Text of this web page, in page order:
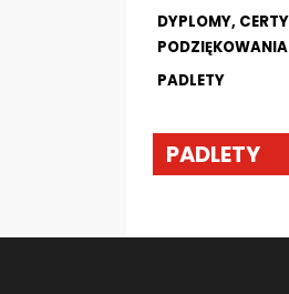
DYPLOMY,
PODZIĘKOWANIA
PADLETY
PADLETY